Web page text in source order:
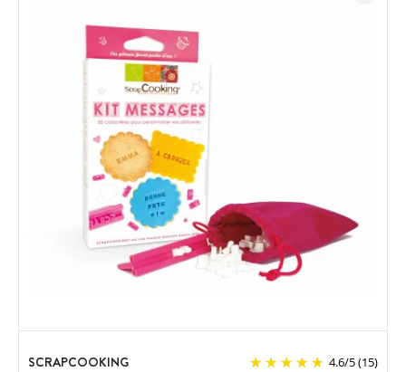
SCRAPCOOKING 4.6/5(15)